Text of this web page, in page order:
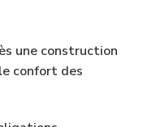
une construction
confort des